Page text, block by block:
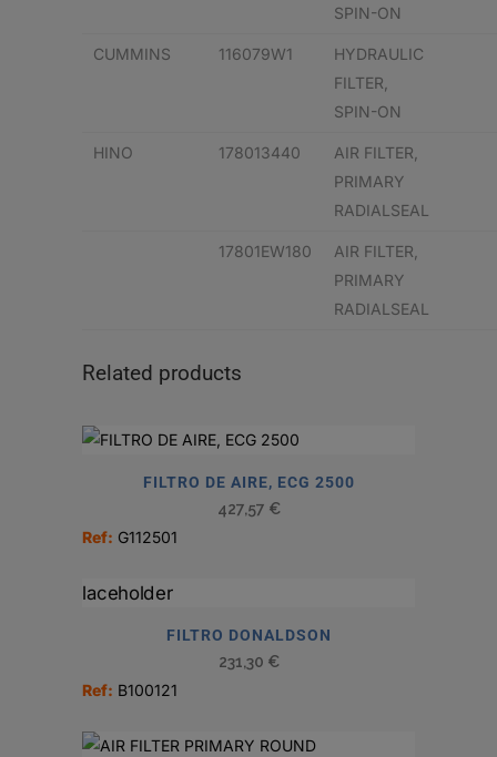
SPIN-ON
CUMMINS 116079W1
HYDRAULIC
FILTER,
SPIN-ON
HINO 178013440
AIR FILTER,
PRIMARY
RADIALSEAL
17801EW180
AIR FILTER,
PRIMARY
RADIALSEAL
Related products
FILTRO DE AIRE, ECG 2500
427,57 €
Ref: G112501
FILTRO DONALDSON
231,30 €
Ref: B100121